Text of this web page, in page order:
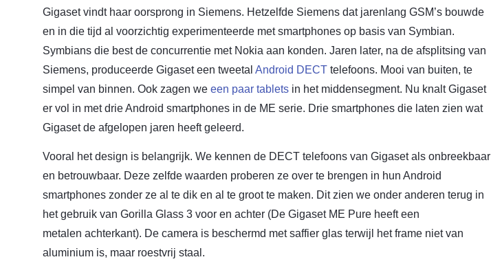
Gigaset vindt haar oorsprong in Siemens. Hetzelfde Siemens dat jarenlang GSM’s bouwde
en in die tijd al voorzichtig experimenteerde met smartphones op basis van Symbian.
Symbians die best de concurrentie met Nokia aan konden. Jaren later, na de afsplitsing van
Siemens, produceerde Gigaset een tweetal Android DECT telefoons. Mooi van buiten, te
simpel van binnen. Ook zagen we een paar tablets in het middensegment. Nu knalt Gigaset
er vol in met drie Android smartphones in de ME serie. Drie smartphones die laten zien wat
Gigaset de afgelopen jaren heeft geleerd.
Vooral het design is belangrijk. We kennen de DECT telefoons van Gigaset als onbreekbaar
en betrouwbaar. Deze zelfde waarden proberen ze over te brengen in hun Android
smartphones zonder ze al te dik en al te groot te maken. Dit zien we onder anderen terug in
het gebruik van Gorilla Glass 3 voor en achter (De Gigaset ME Pure heeft een
metalen achterkant). De camera is beschermd met saffier glas terwijl het frame niet van
aluminium is, maar roestvrij staal.